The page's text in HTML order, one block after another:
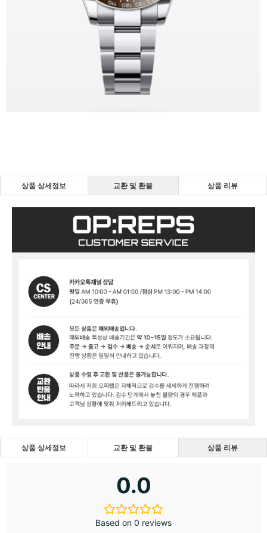
상품 상세정보 교환 및 환불 상품 리뷰
상품 상세정보 교환 및 환불 상품 리뷰
0.0
Based on 0 reviews